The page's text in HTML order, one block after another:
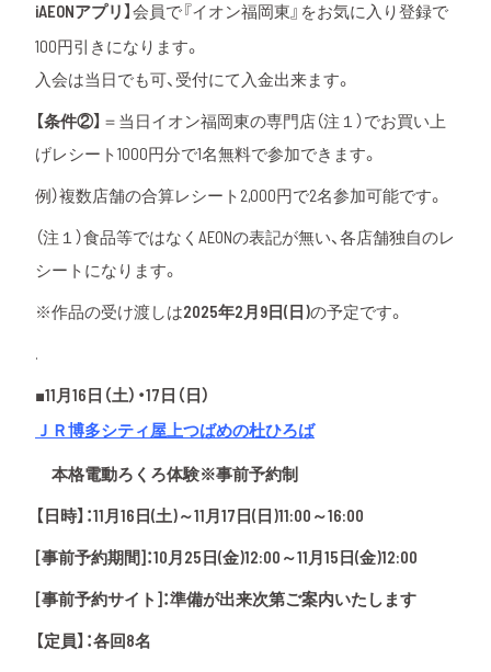
iAEONアプリ】 会員で『イオン福岡東』をお気に入り登録で
100円引きになります。
入会は当日でも可、受付にて入金出来ます。
【条件②】 ＝当日イオン福岡東の専門店（注１）でお買い上
げレシート1000円分で1名無料で参加できます。
例）複数店舗の合算レシート2,000円で2名参加可能です。
（注１）食品等ではなくAEONの表記が無い、各店舗独自のレ
シートになります。
※作品の受け渡しは2025年2月9日(日)の予定です。
.
■11月16日（土）・17日（日）
ＪＲ博多シティ屋上つばめの杜ひろば
本格電動ろくろ体験※事前予約制
【日時】：11月16日(土)～11月17日(日)11:00～16:00
[事前予約期間]：10月25日(金)12:00～11月15日(金)12:00
[事前予約サイト]：準備が出来次第ご案内いたします
【定員】：各回8名